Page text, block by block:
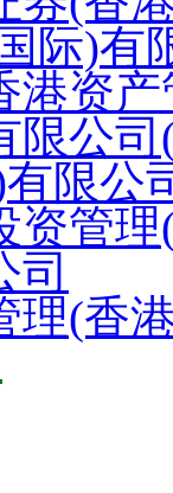
际)有
港资
公司
限公
资管
司
理(香